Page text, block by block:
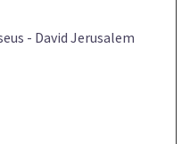
- David Jerusalem